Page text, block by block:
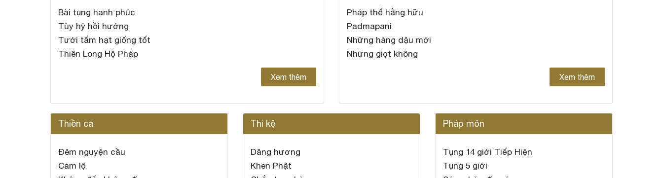
Bài tụng hạnh phúc
Tùy hỷ hồi hướng
Tưới tẩm hạt giống tốt
Thiên Long Hộ Pháp
Xem thêm
Pháp thể hằng hữu
Padmapani
Những hàng dậu mới
Những giọt không
Xem thêm
Thiền ca
Đêm nguyện cầu
Cam lộ
Thi kệ
Dâng hương
Khen Phật
Pháp môn
Tụng 14 giới Tiếp Hiện
Tụng 5 giới